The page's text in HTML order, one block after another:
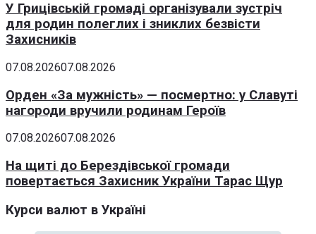
У Грицівській громаді організували зустріч
для родин полеглих і зниклих безвісти
Захисників
07.08.202607.08.2026
Орден «За мужність» — посмертно: у Славуті
нагороди вручили родинам Героїв
07.08.202607.08.2026
На щиті до Берездівської громади
повертається Захисник України Тарас Щур
Курси валют в Україні